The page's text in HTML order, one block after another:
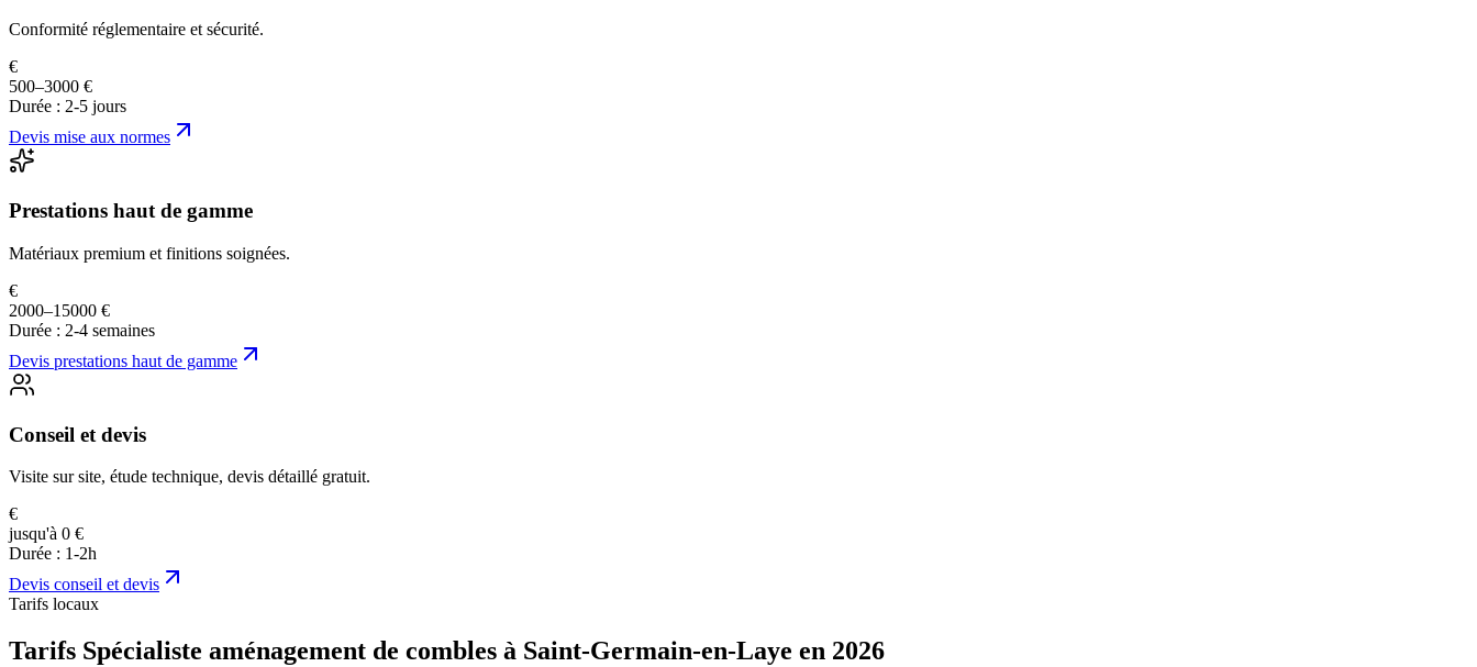
Conformité réglementaire et sécurité.
€
500–3000 €
Durée : 2-5 jours
Devis mise aux normes
Prestations haut de gamme
Matériaux premium et finitions soignées.
€
2000–15000 €
Durée : 2-4 semaines
Devis prestations haut de gamme
Conseil et devis
Visite sur site, étude technique, devis détaillé gratuit.
€
jusqu'à 0 €
Durée : 1-2h
Devis conseil et devis
Tarifs locaux
Tarifs Spécialiste aménagement de combles à Saint-Germain-en-Laye en 2026